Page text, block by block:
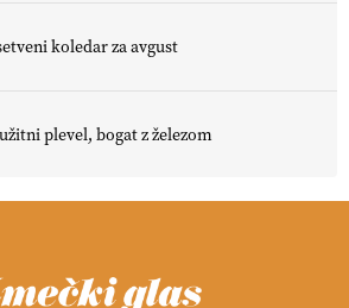
koledar za avgust
plevel, bogat z železom